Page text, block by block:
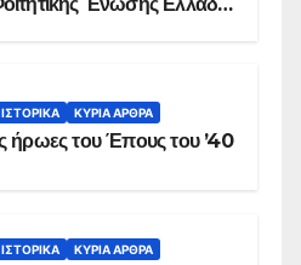
ΙΣΤΟΡΙΚΆ ΚΥΡΙΑ ΑΡΘΡΑ
ήρωες του Έπους του ’40
ΙΣΤΟΡΙΚΆ ΚΥΡΙΑ ΑΡΘΡΑ